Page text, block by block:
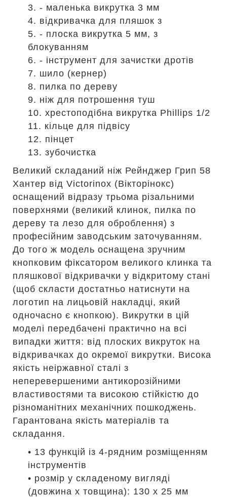
3. - маленька викрутка 3 мм
4. відкривачка для пляшок з
5. - плоска викрутка 5 мм, з
блокуванням
6. - інструмент для зачистки дротів
7. шило (кернер)
8. пилка по дереву
9. ніж для потрошення туш
10. хрестоподібна викрутка Phillips 1/2
11. кільце для підвісу
12. пінцет
13. зубочистка
Великий складаний ніж Рейнджер Грип 58
Хантер від Victorinox (Вікторінокс)
оснащений відразу трьома різальними
поверхнями (великий клинок, пилка по
дереву та лезо для оброблення) з
професійним заводським заточуванням.
До того ж модель оснащена зручним
кнопковим фіксатором великого клинка та
пляшкової відкривачки у відкритому стані
(щоб скласти достатньо натиснути на
логотип на лицьовій накладці, який
одночасно є кнопкою). Викрутки в цій
моделі передбачені практично на всі
випадки життя: від плоских викруток на
відкривачках до окремої викрутки. Висока
якість неіржавної сталі з
неперевершеними антикорозійними
властивостями та високою стійкістю до
різноманітних механічних пошкоджень.
Гарантована якість матеріалів та
складання.
• 13 функцій із 4-рядним розміщенням
інструментів
• розмір у складеному вигляді
(довжина х товщина): 130 х 25 мм